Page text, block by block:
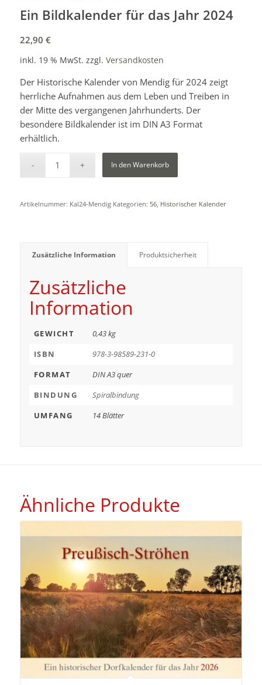
Ein Bildkalender für das Jahr 2024
22,90 €
inkl. 19 % MwSt. zzgl. Versandkosten
Der Historische Kalender von Mendig für 2024 zeigt
herrliche Aufnahmen aus dem Leben und Treiben in
der Mitte des vergangenen Jahrhunderts. Der
besondere Bildkalender ist im DIN A3 Format
erhältlich.
In den Warenkorb
Artikelnummer: Kal24-Mendig Kategorien: 56, Historischer Kalender
Zusätzliche Information Produktsicherheit
Zusätzliche
Information
GEWICHT
0,43 kg
ISBN
978-3-98589-231-0
FORMAT
DIN A3 quer
BINDUNG
Spiralbindung
UMFANG
14 Blätter
Ähnliche Produkte